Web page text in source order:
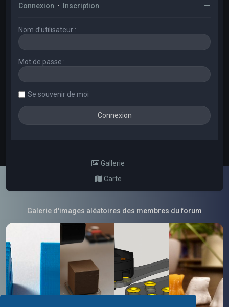
Connexion • Inscription
Nom d’utilisateur :
Mot de passe :
Se souvenir de moi
Gallerie
Carte
Galerie d'images aléatoires des membres du forum